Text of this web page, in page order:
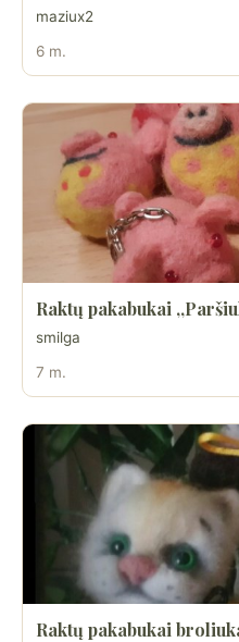
maziux2
6 m.
Raktų pakabukai
smilga
7 m.
Raktų pakabukai